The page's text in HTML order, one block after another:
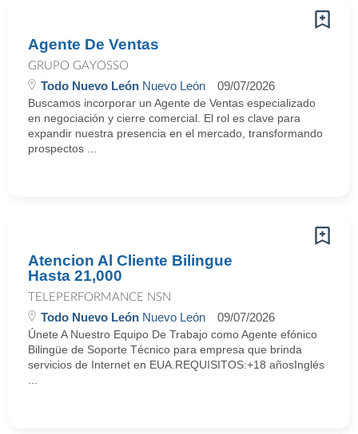
Agente De Ventas
GRUPO GAYOSSO
Todo Nuevo León Nuevo León 09/07/2026
Buscamos incorporar un Agente de Ventas especializado
en negociación y cierre comercial. El rol es clave para
expandir nuestra presencia en el mercado, transformando
prospectos ...
Atencion Al Cliente Bilingue
Hasta 21,000
TELEPERFORMANCE NSN
Todo Nuevo León Nuevo León 09/07/2026
Únete A Nuestro Equipo De Trabajo como Agente efónico
Bilingüe de Soporte Técnico para empresa que brinda
servicios de Internet en EUA.REQUISITOS:+18 añosInglés